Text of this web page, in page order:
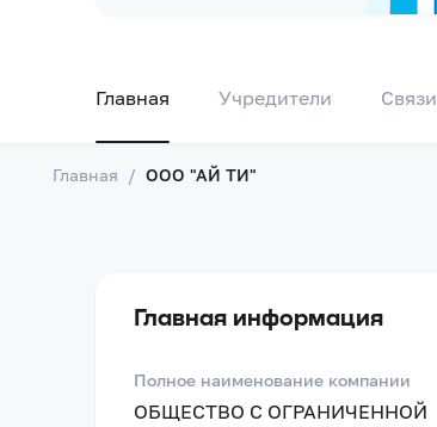
Главная Учредители Связи
Главная / ООО "АЙ ТИ"
Главная информация
Полное наименование компании
ОБЩЕСТВО С ОГРАНИЧЕННОЙ